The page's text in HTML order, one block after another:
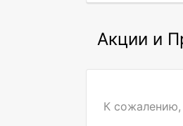
Акции и
К сожалению,